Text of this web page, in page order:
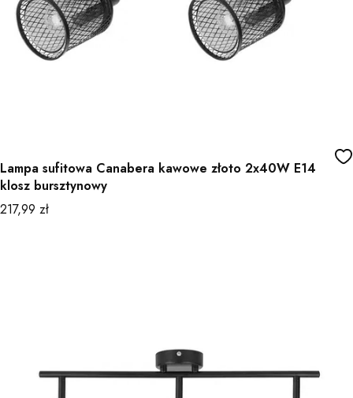
Lampa sufitowa Canabera kawowe złoto 2x40W E14
klosz bursztynowy
Cena
217,99 zł